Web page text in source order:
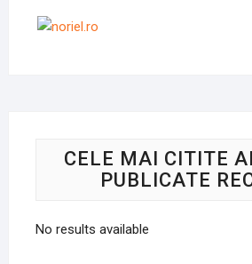
CELE MAI CITITE
PUBLICATE
No results available